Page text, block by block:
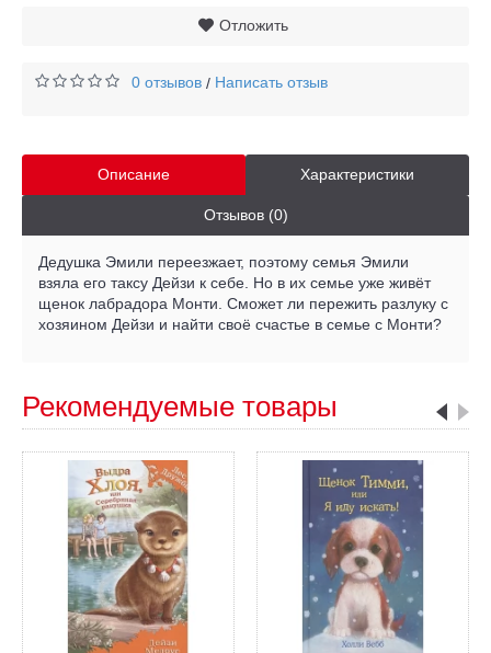
Отложить
0 отзывов / Написать отзыв
Описание Характеристики
Отзывов (0)
Дедушка Эмили переезжает, поэтому семья Эмили
взяла его таксу Дейзи к себе. Но в их семье уже живёт
щенок лабрадора Монти. Сможет ли пережить разлуку с
хозяином Дейзи и найти своё счастье в семье с Монти?
Рекомендуемые товары